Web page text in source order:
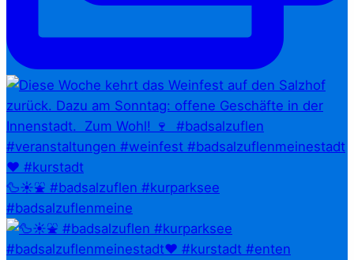
🦆☀️⛲ #badsalzuflen #kurparksee
#badsalzuflenmeine